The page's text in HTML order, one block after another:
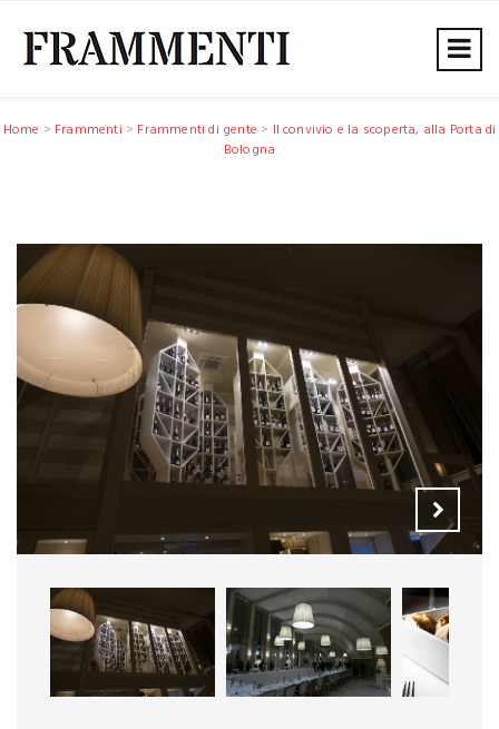
Home > Frammenti > Frammenti di gente > Il convivio e la scoperta, alla Porta di
Bologna